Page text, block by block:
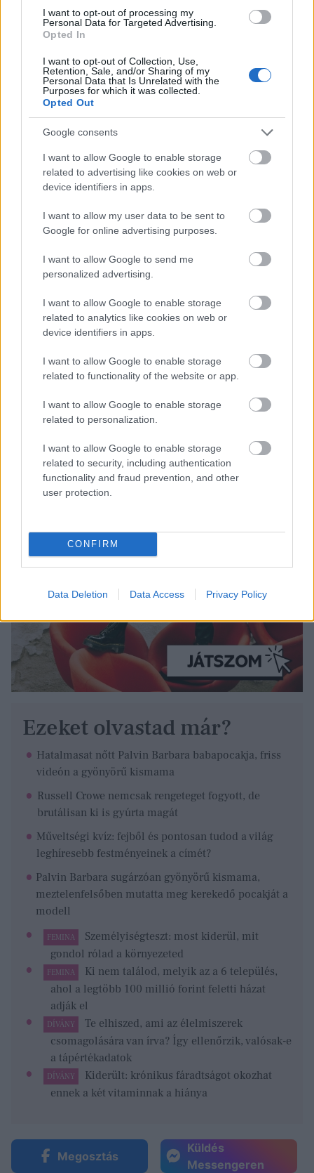
I want to opt-out of processing my
Personal Data for Targeted Advertising.
Opted In
I want to opt-out of Collection, Use,
Retention, Sale, and/or Sharing of my
Personal Data that Is Unrelated with the
Purposes for which it was collected.
Opted Out
Google consents
I want to allow Google to enable storage
related to advertising like cookies on web or
device identifiers in apps.
I want to allow my user data to be sent to
Google for online advertising purposes.
I want to allow Google to send me
personalized advertising.
I want to allow Google to enable storage
related to analytics like cookies on web or
device identifiers in apps.
I want to allow Google to enable storage
related to functionality of the website or app.
I want to allow Google to enable storage
related to personalization.
I want to allow Google to enable storage
related to security, including authentication
functionality and fraud prevention, and other
user protection.
CONFIRM
Data Deletion Data Access Privacy Policy
kommentek. „Mi történt Vera Wanggal?"
kérdezgették többen.„Rég nem láttam Vera Wangot.
Most szinte rá sem ismertem.", „Utána kellett
néznem, mert azt hittem, a kép mesterséges
intelligencia segítségével készült. De nem.", „Ez
eléggé elszomorító. Pont tőle nem vártam ilyet,
akinek mindig kifogástalan volt a megjelenése."
Akár két évtizedet is
letagadhatna a korából
Nem ez az első eset egyébként, hogy Vera Wang, a
menyasszonyi ruhák királynője, meghökkentette a
feltűnést, amikor gyakorlatilag egy szál
melltartóban
lépett a BAFTA-díjátadó vörös szőnyegére. Sőt
fotót is
posztolt magáról a közösségi oldalon. Kétségtelen,
korából legalább két évtizedet is letagadhatna.
Ezeket olvastad már?
Hatalmasat nőtt Palvin Barbara babapocakja, friss
videón a gyönyörű kismama
Russell Crowe nemcsak rengeteget fogyott, de
brutálisan ki is gyúrta magát
Műveltségi kvíz: fejből és pontosan tudod a világ
leghíresebb festményeinek a címét?
Palvin Barbara sugárzóan gyönyörű kismama,
meztelenfelsőben mutatta meg kerekedő pocakját a
modell
FEMINA
Személyiségteszt: most kiderül, mit
gondol rólad a környezeted
FEMINA
Ki nem találod, melyik az a 6 település,
ahol a legtöbb 100 millió forint feletti házat
adják el
DÍVÁNY
Te elhiszed, ami az élelmiszerek
csomagolására van írva? Így ellenőrzik, valósak-e
a tápértékadatok
DÍVÁNY
Kiderült: krónikus fáradtságot okozhat
ennek a két vitaminnak a hiánya
Megosztás
Küldés
Messengeren